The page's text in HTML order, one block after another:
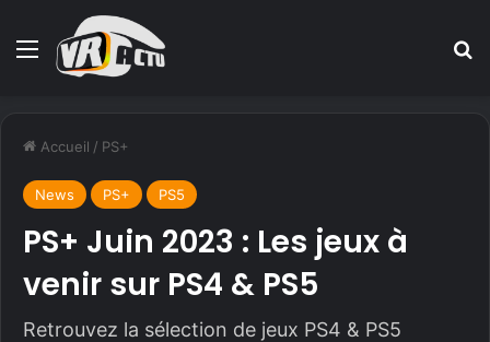
Menu
Accueil / PS+
News PS+ PS5
PS+ Juin 2023 : Les jeux à
venir sur PS4 & PS5
Retrouvez la sélection de jeux PS4 & PS5